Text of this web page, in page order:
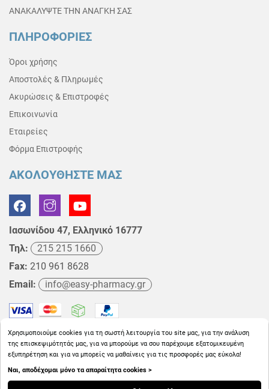
ΑΝΑΚΑΛΥΨΤΕ ΤΗΝ ΑΝΑΓΚΗ ΣΑΣ
ΠΛΗΡΟΦΟΡΙΕΣ
Όροι χρήσης
Αποστολές & Πληρωμές
Ακυρώσεις & Επιστροφές
Επικοινωνία
Εταιρείες
Φόρμα Επιστροφής
ΑΚΟΛΟΥΘΗΣΤΕ ΜΑΣ
Ιασωνίδου 47, Ελληνικό 16777
Τηλ:
215 215 1660
Fax: 210 961 8628
Email:
info@easy-pharmacy.gr
Copyright © 2026EasyPharmacy.gr
Χρησιμοποιούμε cookies για τη σωστή λειτουργία του site μας, για την ανάλυση
της επισκεψιμότητάς μας, για να μπορούμε να σου παρέχουμε εξατομικευμένη
εξυπηρέτηση και για να μπορείς να μαθαίνεις για τις προσφορές μας εύκολα!
Ναι, αποδέχομαι μόνο τα απαραίτητα cookies >